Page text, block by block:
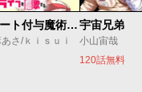
追放されたチート付与魔術師は気ままなセカンドライフを謳歌する。 ～俺は武器だけじゃなく、あらゆるものに『強化ポイント』を付与できるし、俺の意思でいつでも効果を解除できるけど、残った人たち大丈夫？～
さ/ｋｉｓｕｉ
宇宙兄弟
小山宙哉
120話無料